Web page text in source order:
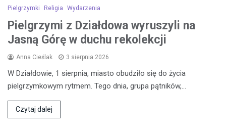
Pielgrzymki Religia Wydarzenia
Pielgrzymi z Działdowa wyruszyli na
Jasną Górę w duchu rekolekcji
Anna Cieślak 3 sierpnia 2026
W Działdowie, 1 sierpnia, miasto obudziło się do życia
pielgrzymkowym rytmem. Tego dnia, grupa pątników,…
Czytaj dalej